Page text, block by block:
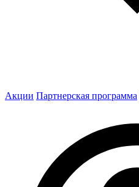
Акции Партнерская программа